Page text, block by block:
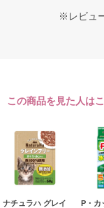
※レビュ
この商品を見た人は
ナチュラハ グレイ
P・カ